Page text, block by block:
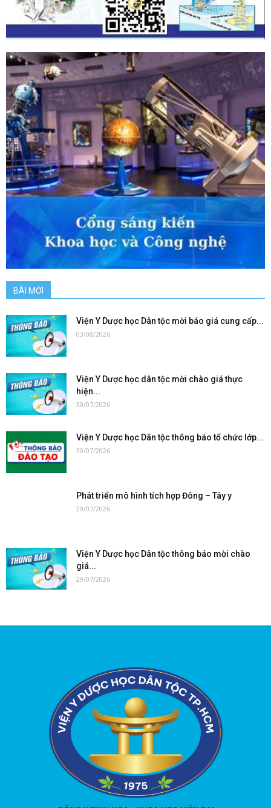
BÀI MỚI
Viện Y Dược học Dân tộc mời báo giá cung cấp...
03/08/2026
Viện Y Dược học dân tộc mời chào giá thực
hiện...
30/07/2026
Viện Y Dược học Dân tộc thông báo tổ chức lớp...
30/07/2026
Phát triển mô hình tích hợp Đông – Tây y
29/07/2026
Viện Y Dược học Dân tộc thông báo mời chào
giá...
29/07/2026